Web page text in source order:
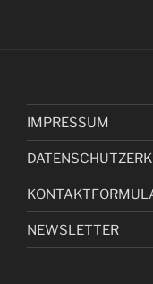
IMPRESSUM
NEWSLETTER